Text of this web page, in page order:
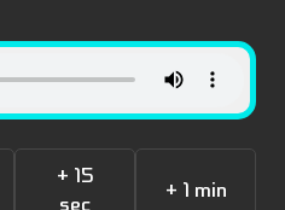
+ 15
sec
+ 1 min